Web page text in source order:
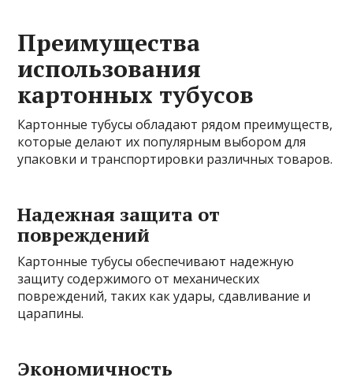
Преимущества
использования
картонных тубусов
Картонные тубусы обладают рядом преимуществ,
которые делают их популярным выбором для
упаковки и транспортировки различных товаров.
Надежная защита от
повреждений
Картонные тубусы обеспечивают надежную
защиту содержимого от механических
повреждений, таких как удары, сдавливание и
царапины.
Экономичность